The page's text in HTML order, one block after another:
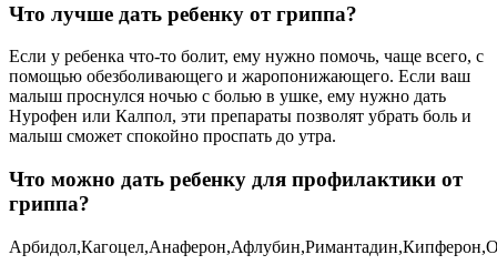
Что лучше дать ребенку от гриппа?
Если у ребенка что-то болит, ему нужно помочь, чаще всего, с
помощью обезболивающего и жаропонижающего. Если ваш
малыш проснулся ночью с болью в ушке, ему нужно дать
Нурофен или Калпол, эти препараты позволят убрать боль и
малыш сможет спокойно проспать до утра.
Что можно дать ребенку для профилактики от
гриппа?